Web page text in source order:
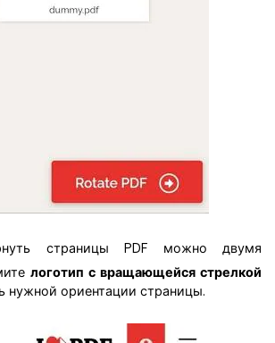
страницы PDF можно двумя
логотип с вращающейся стрелкой
нужной ориентации страницы.